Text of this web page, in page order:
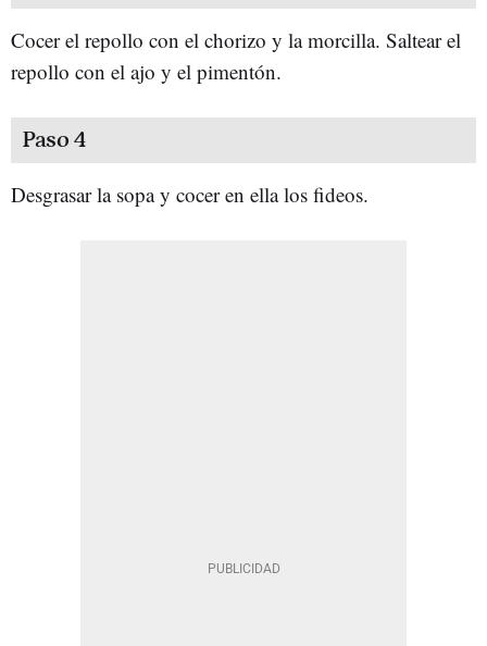
Cocer el repollo con el chorizo y la morcilla. Saltear el
repollo con el ajo y el pimentón.
Paso 4
Desgrasar la sopa y cocer en ella los fideos.